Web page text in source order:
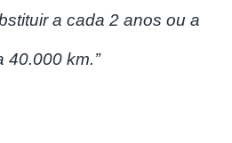
a cada 2 anos ou a
40.000 km.’’